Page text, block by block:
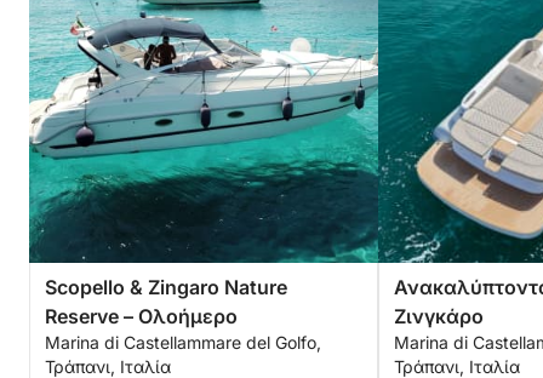
Scopello & Zingaro Nature
Reserve – Ολοήμερο
Marina di Castellammare del Golfo,
Τράπανι, Ιταλία
Ζινγκάρο
Marina di
Τράπανι, Ιταλία